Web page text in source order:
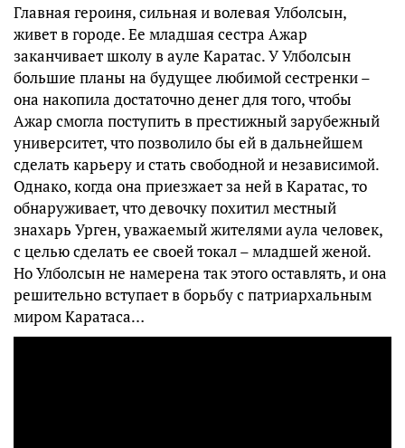
Главная героиня, сильная и волевая Улболсын,
живет в городе. Ее младшая сестра Ажар
заканчивает школу в ауле Каратас. У Улболсын
большие планы на будущее любимой сестренки –
она накопила достаточно денег для того, чтобы
Ажар смогла поступить в престижный зарубежный
университет, что позволило бы ей в дальнейшем
сделать карьеру и стать свободной и независимой.
Однако, когда она приезжает за ней в Каратас, то
обнаруживает, что девочку похитил местный
знахарь Урген, уважаемый жителями аула человек,
с целью сделать ее своей токал – младшей женой.
Но Улболсын не намерена так этого оставлять, и она
решительно вступает в борьбу с патриархальным
миром Каратаса…